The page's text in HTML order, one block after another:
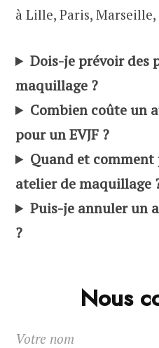
à Lille, Paris,
Dois-je prévoir des
maquillage ?
Combien coûte un
pour un EVJF ?
Quand et
atelier de maquillage
Puis-je annuler un
?
Nous
Votre nom